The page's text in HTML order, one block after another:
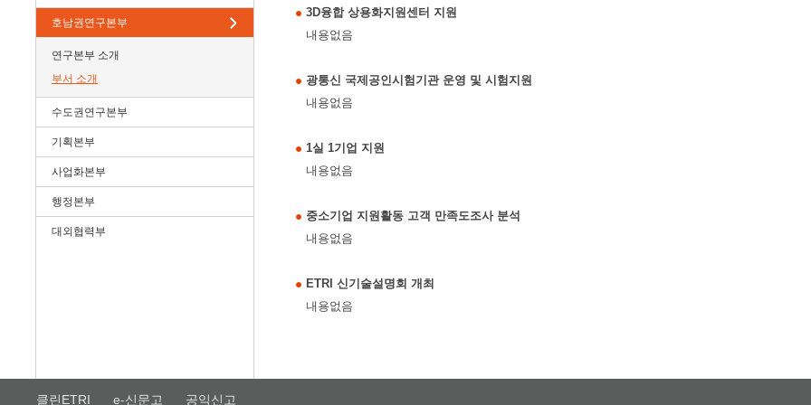
호남권연구본부
연구본부 소개
부서 소개
수도권연구본부
기획본부
사업화본부
행정본부
대외협력부
3D융합 상용화지원센터 지원
내용없음
광통신 국제공인시험기관 운영 및 시험지원
내용없음
1실 1기업 지원
내용없음
중소기업 지원활동 고객 만족도조사 분석
내용없음
ETRI 신기술설명회 개최
내용없음
클린ETRI e-신문고 공익신고